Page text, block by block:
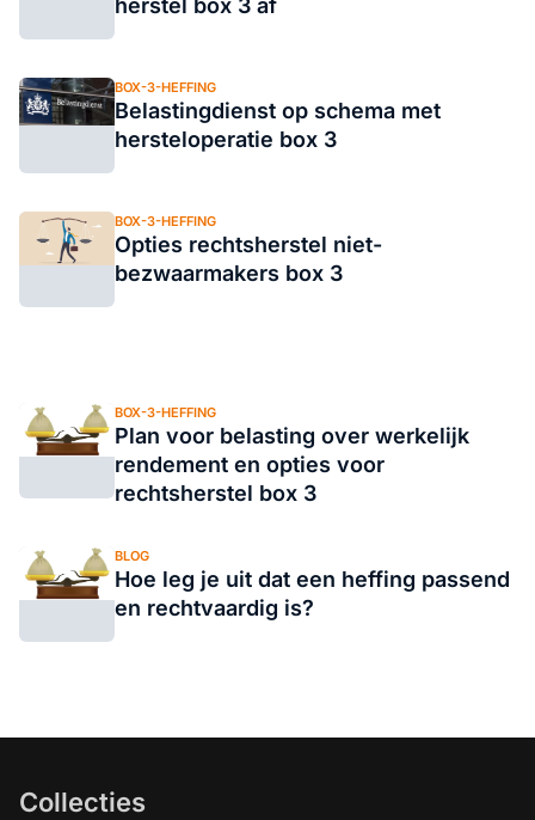
herstel box 3 af
BOX-3-HEFFING
Belastingdienst op schema met
hersteloperatie box 3
BOX-3-HEFFING
Opties rechtsherstel niet-
bezwaarmakers box 3
BOX-3-HEFFING
Plan voor belasting over werkelijk
rendement en opties voor
rechtsherstel box 3
BLOG
Hoe leg je uit dat een heffing passend
en rechtvaardig is?
Collecties